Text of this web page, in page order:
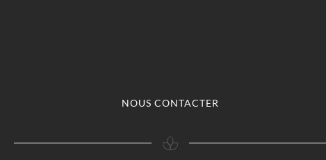
NOUS CONTACTER